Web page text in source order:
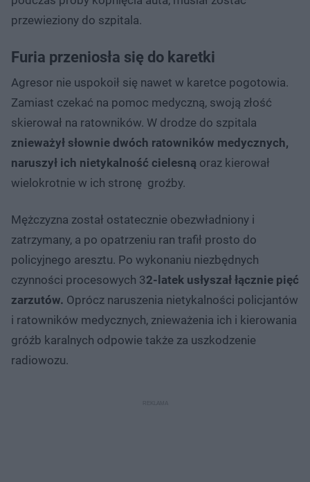
przewieziony do szpitala.
Furia przeniosła się do karetki
Agresor nie uspokoił się nawet w karetce pogotowia.
Zamiast czekać na pomoc medyczną, swoją złość
skierował na ratowników. W drodze do szpitala
znieważył słownie dwóch ratowników medycznych,
naruszył ich nietykalność cielesną oraz kierował
wielokrotnie w ich stronę groźby.
Mężczyzna został ostatecznie obezwładniony i
zatrzymany, a po opatrzeniu ran trafił prosto do
policyjnego aresztu. Po wykonaniu niezbędnych
czynności procesowych 32-latek usłyszał łącznie pięć
zarzutów. Oprócz naruszenia nietykalności policjantów
i ratowników medycznych, znieważenia ich i kierowania
gróźb karalnych odpowie także za uszkodzenie
radiowozu.